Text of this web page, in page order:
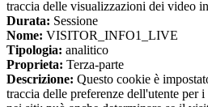
traccia delle visualizzazioni dei video
Durata: Sessione
Nome: VISITOR_INFO1_LIVE
Tipologia: analitico
Proprieta: Terza-parte
Descrizione: Questo cookie è
traccia delle preferenze dell'utente per